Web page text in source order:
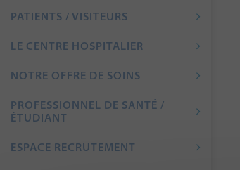
PATIENTS / VISITEURS
LE CENTRE HOSPITALIER
NOTRE OFFRE DE SOINS
PROFESSIONNEL DE SANTÉ /
ÉTUDIANT
ESPACE RECRUTEMENT